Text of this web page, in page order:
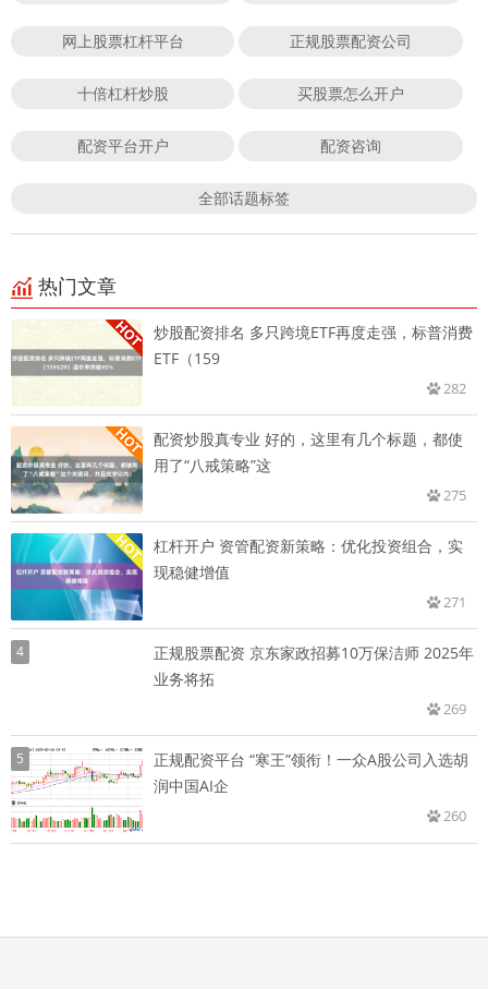
网上股票杠杆平台 正规股票配资公司
十倍杠杆炒股 买股票怎么开户
配资平台开户 配资咨询
全部话题标签
热门文章
炒股配资排名 多只跨境ETF再度走强，标普消费
ETF（159
282
配资炒股真专业 好的，这里有几个标题，都使
用了“八戒策略”这
275
杠杆开户 资管配资新策略：优化投资组合，实
现稳健增值
271
4
正规股票配资 京东家政招募10万保洁师 2025年
业务将拓
269
5
正规配资平台 “寒王”领衔！一众A股公司入选胡
润中国AI企
260